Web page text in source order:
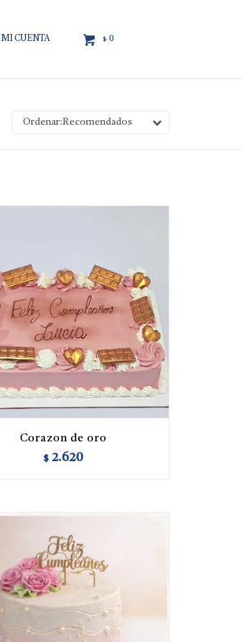
$ 0
Recomendados
Corazon de oro
$ 2.620